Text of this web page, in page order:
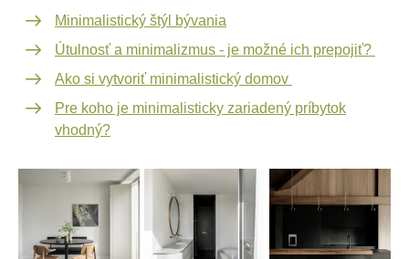
Minimalistický štýl bývania
Útulnosť a minimalizmus - je možné ich prepojiť?
Ako si vytvoriť minimalistický domov
Pre koho je minimalisticky zariadený príbytok
vhodný?